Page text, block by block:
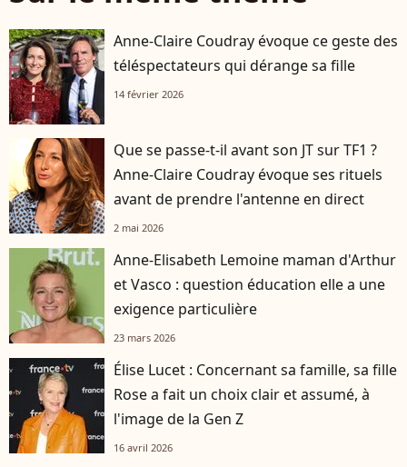
Anne-Claire Coudray évoque ce geste des
téléspectateurs qui dérange sa fille
14 février 2026
Que se passe-t-il avant son JT sur TF1 ?
Anne-Claire Coudray évoque ses rituels
avant de prendre l'antenne en direct
2 mai 2026
Anne-Elisabeth Lemoine maman d'Arthur
et Vasco : question éducation elle a une
exigence particulière
23 mars 2026
Élise Lucet : Concernant sa famille, sa fille
Rose a fait un choix clair et assumé, à
l'image de la Gen Z
16 avril 2026